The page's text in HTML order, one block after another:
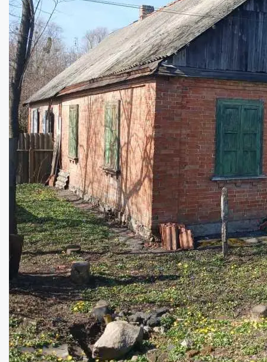
Рідкісний будинок у центрі з видом на Мо...
Кімнат:
3
Площа:
72кв.м.
Купити
60000 $